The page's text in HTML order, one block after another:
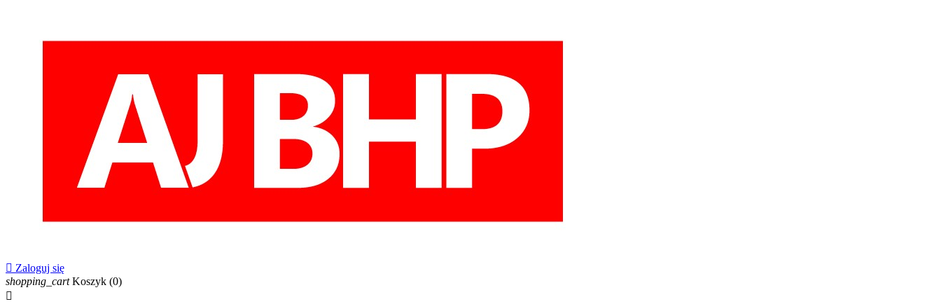
 Zaloguj się
shopping_cart Koszyk (0)
